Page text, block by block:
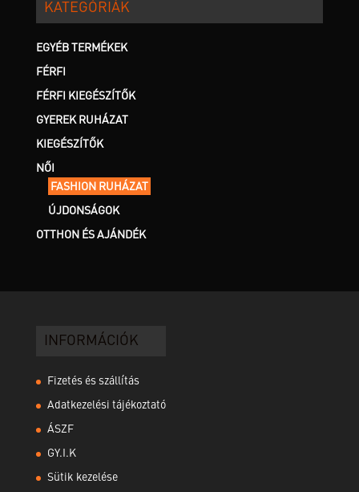
változatok
KATEGÓRIÁK
EGYÉB TERMÉKEK
FÉRFI
FÉRFI KIEGÉSZÍTŐK
GYEREK RUHÁZAT
KIEGÉSZÍTŐK
NŐI
FASHION RUHÁZAT
ÚJDONSÁGOK
OTTHON ÉS AJÁNDÉK
INFORMÁCIÓK
Fizetés és szállítás
Adatkezelési tájékoztató
ÁSZF
GY.I.K
Sütik kezelése